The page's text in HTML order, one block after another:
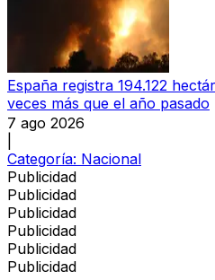
España registra 194.122
veces más que el año pasado
7 ago 2026
Categoría: Nacional
Publicidad
Publicidad
Publicidad
Publicidad
Publicidad
Publicidad